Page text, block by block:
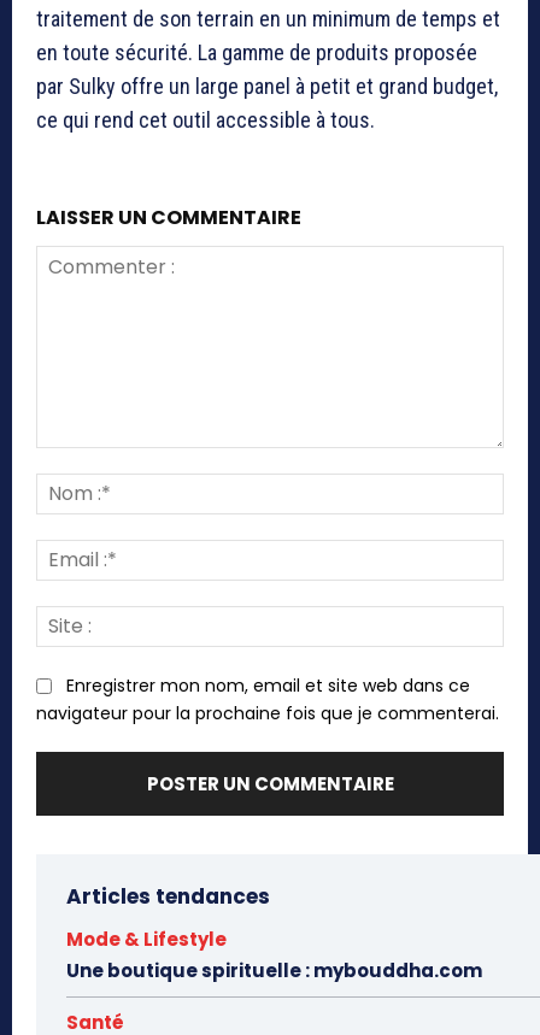
traitement de son terrain en un minimum de temps et
en toute sécurité. La gamme de produits proposée
par Sulky offre un large panel à petit et grand budget,
ce qui rend cet outil accessible à tous.
LAISSER UN COMMENTAIRE
:*
:*
:
Enregistrer mon nom, email et site web dans ce
navigateur pour la prochaine fois que je commenterai.
Articles tendances
Mode & Lifestyle
Une boutique spirituelle : mybouddha.com
Santé